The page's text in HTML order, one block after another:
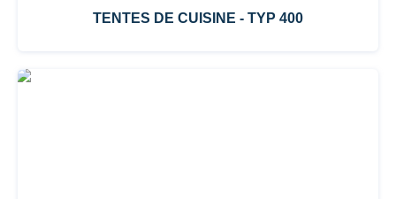
TENTES DE CUISINE - TYP 400